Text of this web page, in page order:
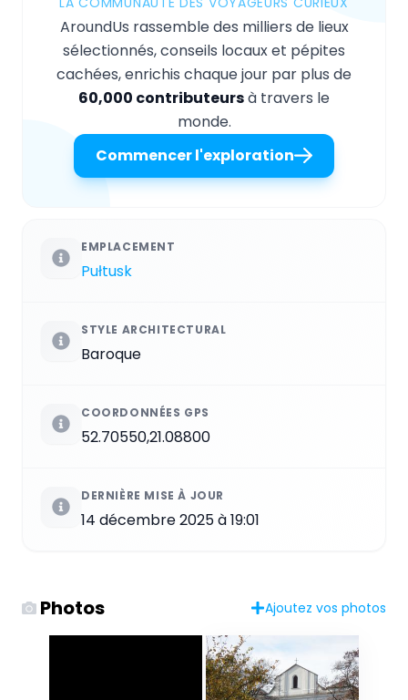
AroundUs rassemble des milliers de lieux
sélectionnés, conseils locaux et pépites
cachées, enrichis chaque jour par plus de
60,000 contributeursà travers le
monde.
Commencer l'exploration
EMPLACEMENT
Pułtusk
STYLE ARCHITECTURAL
Baroque
COORDONNÉES GPS
52.70550,21.08800
DERNIÈRE MISE À JOUR
14 décembre 2025 à 19:01
Photos Ajoutez vos photos